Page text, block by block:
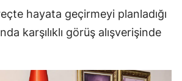
Kütahya
Manisa
hayata geçirmeyi planladığı
karşılıklı görüş alışverişinde